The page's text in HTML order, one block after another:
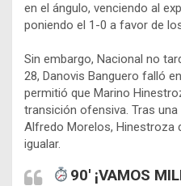
en el ángulo, venciendo al
poniendo el 1-0 a favor de
Sin embargo, Nacional no
28, Danovis Banguero falló
permitió que Marino
transición ofensiva. Tras
Alfredo Morelos, Hinestroza
igualar.
90' ¡VAMOS